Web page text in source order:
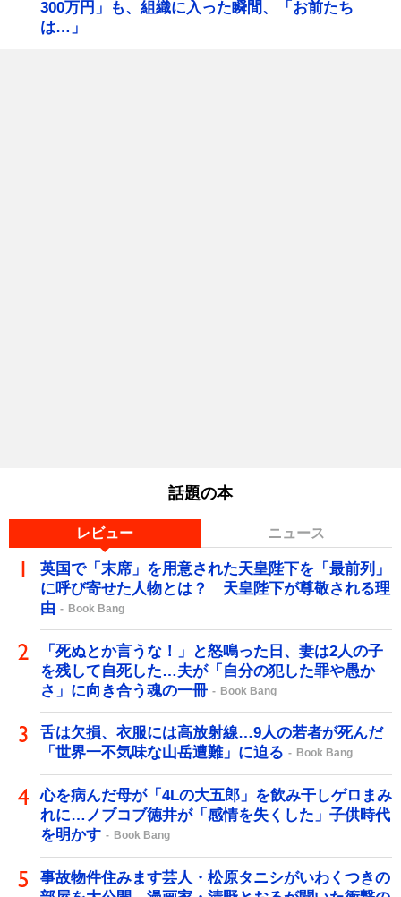
300万円」も、組織に入った瞬間、「お前たち
は…」
話題の本
レビュー ニュース
英国で「末席」を用意された天皇陛下を「最前列」
に呼び寄せた人物とは？ 天皇陛下が尊敬される理
由
Book Bang
「死ぬとか言うな！」と怒鳴った日、妻は2人の子
を残して自死した…夫が「自分の犯した罪や愚か
さ」に向き合う魂の一冊
Book Bang
舌は欠損、衣服には高放射線…9人の若者が死んだ
「世界一不気味な山岳遭難」に迫る
Book Bang
心を病んだ母が「4Lの大五郎」を飲み干しゲロまみ
れに…ノブコブ徳井が「感情を失くした」子供時代
を明かす
Book Bang
事故物件住みます芸人・松原タニシがいわくつきの